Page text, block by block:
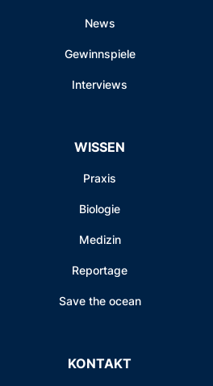
News
Gewinnspiele
Interviews
WISSEN
Praxis
Biologie
Medizin
Reportage
Save the ocean
KONTAKT